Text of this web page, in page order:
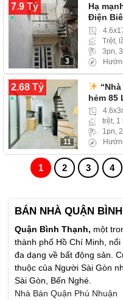
7.9 Tỷ
3
Hạ
Điện
Gia
Trệt,
3pn,
2.68 Tỷ
11
hẻm 85
trệt, 1
1pn,
1 2 3 4
BÁN NHÀ QUẬN
Quận Bình Thạnh, một
thành phố Hồ Chí Minh,
đa dạng về bất động sản.
thuộc của Người Sài Gòn
Sài Gòn, Bến Nghé.
Nhà Bán Quận Phú Nhuận